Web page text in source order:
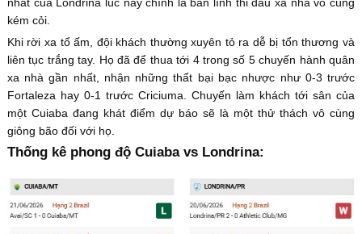
kém cỏi.
Khi rời xa tổ ấm, đội khách thường xuyên tỏ ra dễ bị tổn thương và
liên tục trắng tay. Họ đã để thua tới 4 trong số 5 chuyến hành quân
xa nhà gần nhất, nhận những thất bại bạc nhược như 0-3 trước
Fortaleza hay 0-1 trước Criciuma. Chuyến làm khách tới sân của
một Cuiaba đang khát điểm dự báo sẽ là một thử thách vô cùng
giông bão đối với họ.
Thống kê phong độ Cuiaba vs Londrina: